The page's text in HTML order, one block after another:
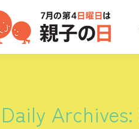
Daily Archives: